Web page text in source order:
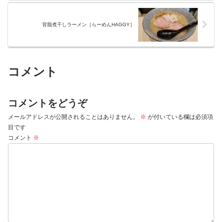
背脂煮干しラーメン［らーめんHAGGY］
コメント
コメントをどうぞ
メールアドレスが公開されることはありません。 ※ が付いている欄は必須項
目です
コメント ※